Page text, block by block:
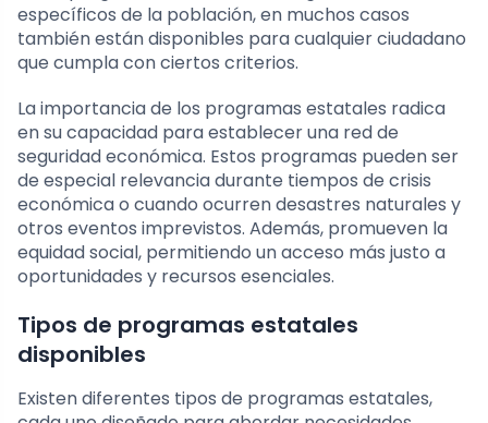
específicos de la población, en muchos casos
también están disponibles para cualquier ciudadano
que cumpla con ciertos criterios.
La importancia de los programas estatales radica
en su capacidad para establecer una red de
seguridad económica. Estos programas pueden ser
de especial relevancia durante tiempos de crisis
económica o cuando ocurren desastres naturales y
otros eventos imprevistos. Además, promueven la
equidad social, permitiendo un acceso más justo a
oportunidades y recursos esenciales.
Tipos de programas estatales
disponibles
Existen diferentes tipos de programas estatales,